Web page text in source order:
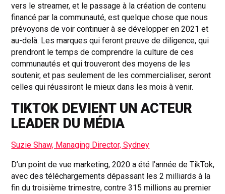
vers le streamer, et le passage à la création de contenu
financé par la communauté, est quelque chose que nous
prévoyons de voir continuer à se développer en 2021 et
au-delà. Les marques qui feront preuve de diligence, qui
prendront le temps de comprendre la culture de ces
communautés et qui trouveront des moyens de les
soutenir, et pas seulement de les commercialiser, seront
celles qui réussiront le mieux dans les mois à venir.
TIKTOK DEVIENT UN ACTEUR
LEADER DU MÉDIA
Suzie Shaw, Managing Director, Sydney
D’un point de vue marketing, 2020 a été l’année de TikTok,
avec des téléchargements dépassant les 2 milliards à la
fin du troisième trimestre, contre 315 millions au premier